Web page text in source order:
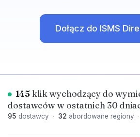
Dołącz do ISMS
145 klik wychodzący do
dostawców w ostatnich 30
95 dostawcy · 32 abordowane regiony ·